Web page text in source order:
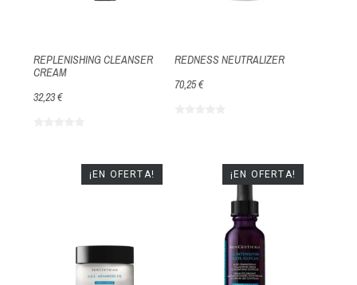
REPLENISHING CLEANSER
CREAM
32,23 €
REDNESS NEUTRALIZER
70,25 €
¡EN OFERTA! ¡EN OFERTA!